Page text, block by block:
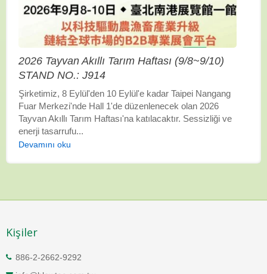
2026 Tayvan Akıllı Tarım Haftası (9/8~9/10)
STAND NO.: J914
Şirketimiz, 8 Eylül'den 10 Eylül'e kadar Taipei Nangang
Fuar Merkezi'nde Hall 1'de düzenlenecek olan 2026
Tayvan Akıllı Tarım Haftası'na katılacaktır. Sessizliği ve
enerji tasarrufu...
Devamını oku
Kişiler
886-2-2662-9292